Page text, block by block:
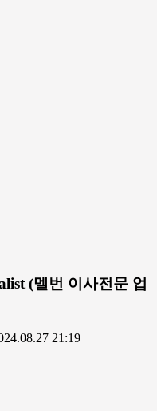
(멜번 이사전문 업
21:19